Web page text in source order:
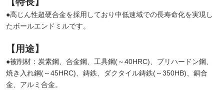
●高じん性超硬合金を採用しており中低速域での長寿命化を実現し
たボールエンドミルです。
【用途】
●被削材：炭素鋼、合金鋼、工具鋼(～40HRC)、プリハードン鋼、
焼き入れ鋼(～45HRC)、鋳鉄、ダクタイル鋳鉄(～350HB)、銅合
金、アルミ合金。